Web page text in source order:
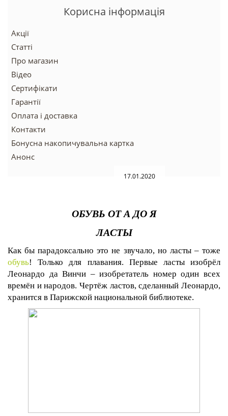
Корисна інформація
Акції
Статті
Про магазин
Відео
Сертифікати
Гарантії
Оплата і доставка
Контакти
Бонусна накопичувальна картка
Анонс
17.01.2020
ОБУВЬ ОТ А ДО Я
ЛАСТЫ
Как бы парадоксально это не звучало, но ласты – тоже
обувь! Только для плавания. Первые ласты изобрёл
Леонардо да Винчи – изобретатель номер один всех
времён и народов. Чертёж ластов, сделанный Леонардо,
хранится в Парижской национальной библиотеке.